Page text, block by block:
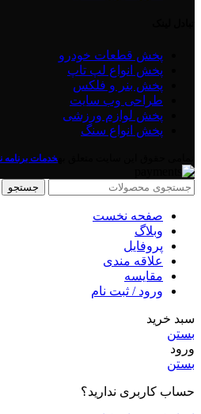
پخش قطعات خودرو
پخش انواع لپ تاپ
پخش بنر و فلکس
طراحی وب سایت
پخش لوازم ورزشی
پخش انواع سنگ
تمامی حقوق این سایت متعلق بهخدمات برنامه
جستجو
صفحه نخست
وبلاگ
پروفایل
علاقه مندی
مقايسه
ورود / ثبت نام
سبد خرید
بستن
ورود
بستن
حساب کاربری ندارید؟